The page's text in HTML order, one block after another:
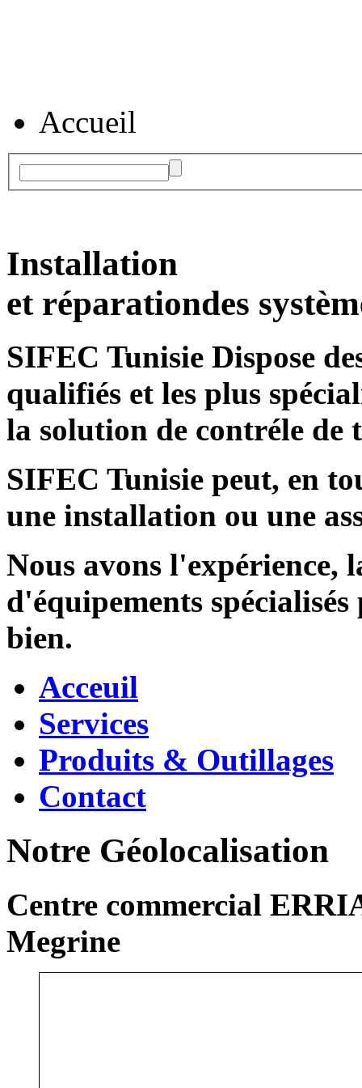
Accueil
Installation
et réparationdes
SIFEC Tunisie Dispose
qualifiés et les plus
la solution de contréle de
SIFEC Tunisie peut, en
une installation ou une
Nous avons l'expérience,
d'équipements
bien.
Acceuil
Services
Produits & Outillages
Contact
Notre Géolocalisation
Centre commercial
Megrine